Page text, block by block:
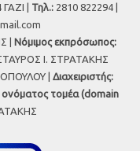
| Τηλ.: 2810 822294 |
| Νόμιμος εκπρόσωπος:
Ι. ΣΤΡΑΤΑΚΗΣ
| Διαχειριστής:
ονόματος τομέα (domain